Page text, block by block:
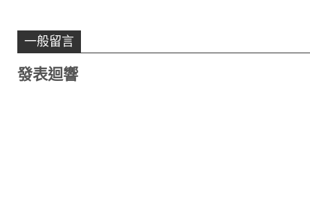
一般留言
發表迴響